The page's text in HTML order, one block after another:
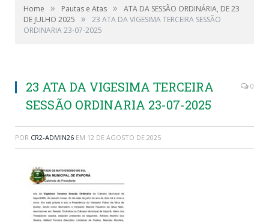
Home » Pautas e Atas »
ATA DA SESSÃO ORDINÁRIA, DE 23
DE JULHO 2025
»
23 ATA DA VIGESIMA TERCEIRA SESSÃO
ORDINARIA 23-07-2025
23 ATA DA VIGESIMA TERCEIRA
SESSÃO ORDINARIA 23-07-2025
0
POR CR2-ADMIN26 EM 12 DE AGOSTO DE 2025